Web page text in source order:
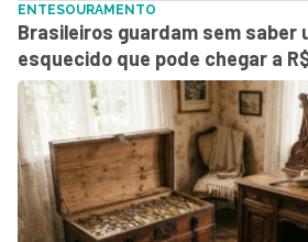
ENTESOURAMENTO
Brasileiros guardam sem saber
esquecido que pode chegar a